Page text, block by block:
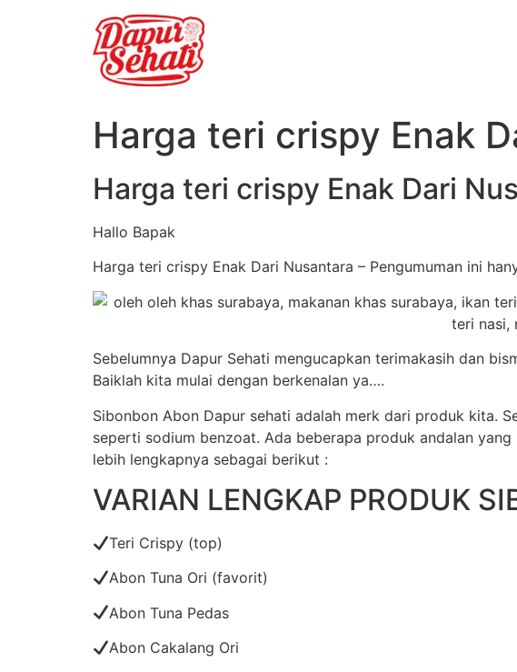
Harga teri crispy Enak
Harga teri crispy Enak Dari
Hallo Bapak
Harga teri crispy Enak Dari Nusantara – Pengumuman ini
Sebelumnya Dapur Sehati mengucapkan terimakasih dan
Baiklah kita mulai dengan berkenalan ya….
Sibonbon Abon Dapur sehati adalah merk dari produk kita.
seperti sodium benzoat. Ada beberapa produk andalan
lebih lengkapnya sebagai berikut :
VARIAN LENGKAP PRODUK
Teri Crispy (top)
Abon Tuna Ori (favorit)
Abon Tuna Pedas
Abon Cakalang Ori